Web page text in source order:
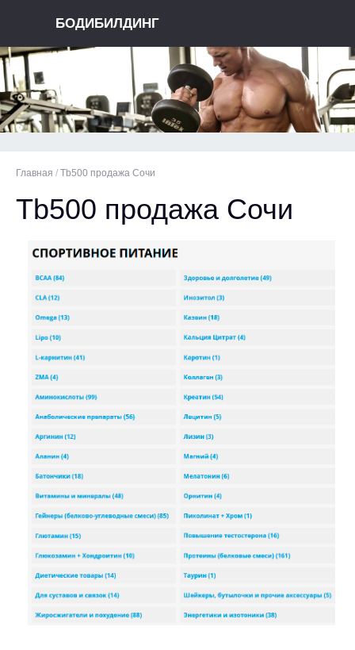
БОДИБИЛДИНГ
Главная / Tb500 продажа Сочи
Tb500 продажа Сочи